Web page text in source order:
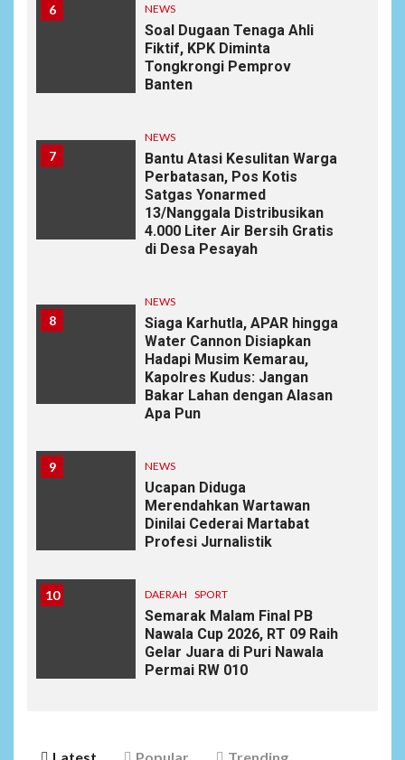
6 NEWS
Soal Dugaan Tenaga Ahli
Fiktif, KPK Diminta
Tongkrongi Pemprov
Banten
7
NEWS
Bantu Atasi Kesulitan Warga
Perbatasan, Pos Kotis
Satgas Yonarmed
13/Nanggala Distribusikan
4.000 Liter Air Bersih Gratis
di Desa Pesayah
8
NEWS
Siaga Karhutla, APAR hingga
Water Cannon Disiapkan
Hadapi Musim Kemarau,
Kapolres Kudus: Jangan
Bakar Lahan dengan Alasan
Apa Pun
9 NEWS
Ucapan Diduga
Merendahkan Wartawan
Dinilai Cederai Martabat
Profesi Jurnalistik
10 DAERAH SPORT
Semarak Malam Final PB
Nawala Cup 2026, RT 09 Raih
Gelar Juara di Puri Nawala
Permai RW 010